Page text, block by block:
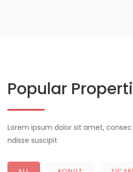
Popular
Lorem ipsum dolor sit amet,
ndisse suscipit